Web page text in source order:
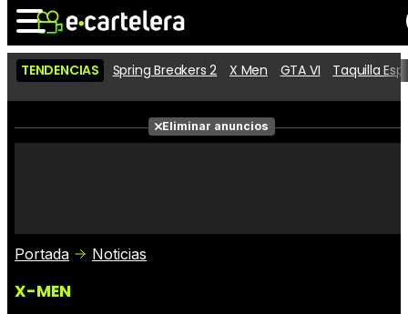
Noticias Cartelera
Películas
Críticas
TENDENCIAS Spring Breakers 2 X Men GTA VI Taquilla
Eliminar anuncios
Portada Noticias
X-MEN